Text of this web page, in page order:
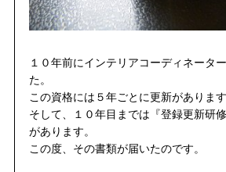
１０年前にインテリアコーディネータ
た。
この資格には５年ごとに更新があります
そして、１０年目までは『登録更新研
があります。
この度、その書類が届いたのです。